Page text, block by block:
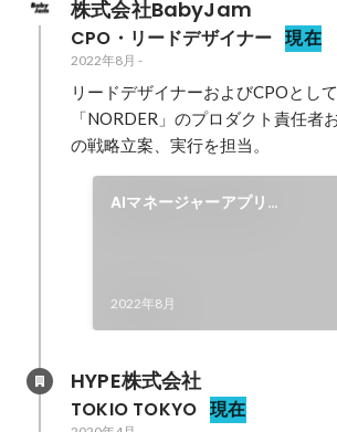
株式会社BabyJam
CPO・リードデザイナー 現在
2022年8月 -
リードデザイナーおよびCPOとし
「NORDER」のプロダクト責任者
の戦略立案、実行を担当。
AIマネージャーアプリ
2022年8月
HYPE株式会社
TOKIO TOKYO 現在